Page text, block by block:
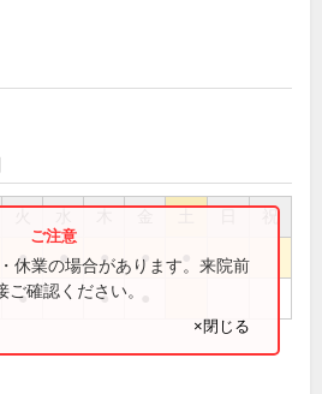
祝
● ● ● ●
● ●
休業の場合があります。来院前
確認ください。
×閉じる